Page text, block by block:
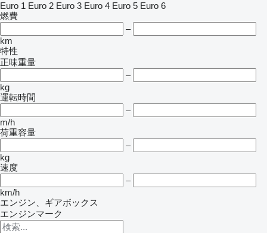
Euro 1 Euro 2 Euro 3 Euro 4 Euro 5 Euro 6
燃費
–
km
特性
正味重量
–
kg
運転時間
–
m/h
荷重容量
–
kg
速度
–
km/h
エンジン、ギアボックス
エンジンマーク